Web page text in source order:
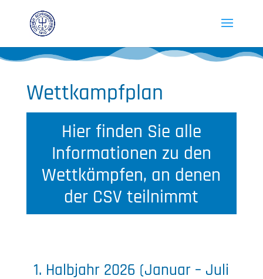
Wettkampfplan
Hier finden Sie alle
Informationen zu den
Wettkämpfen, an denen
der CSV teilnimmt
1. Halbjahr 2026 (Januar – Juli